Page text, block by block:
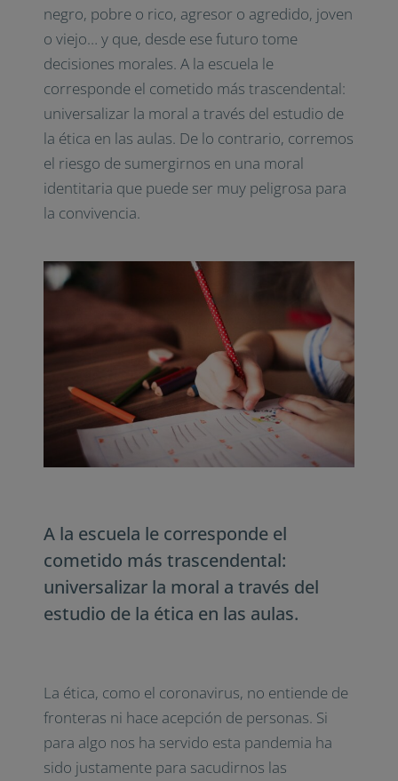
negro, pobre o rico, agresor o agredido, joven
o viejo… y que, desde ese futuro tome
decisiones morales. A la escuela le
corresponde el cometido más trascendental:
universalizar la moral a través del estudio de
la ética en las aulas. De lo contrario, corremos
el riesgo de sumergirnos en una moral
identitaria que puede ser muy peligrosa para
la convivencia.
A la escuela le corresponde el
cometido más trascendental:
universalizar la moral a través del
estudio de la ética en las aulas.
La ética, como el coronavirus, no entiende de
fronteras ni hace acepción de personas. Si
para algo nos ha servido esta pandemia ha
sido justamente para sacudirnos las